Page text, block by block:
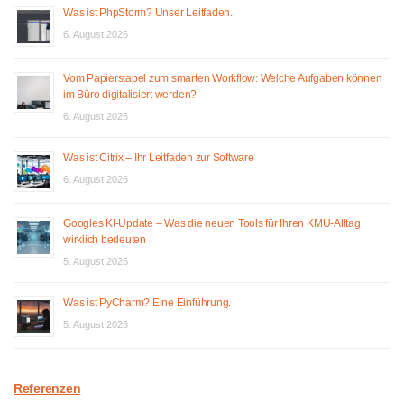
Was ist PhpStorm? Unser Leitfaden.
6. August 2026
Vom Papierstapel zum smarten Workflow: Welche Aufgaben können
im Büro digitalisiert werden?
6. August 2026
Was ist Citrix – Ihr Leitfaden zur Software
6. August 2026
Googles KI-Update – Was die neuen Tools für Ihren KMU-Alltag
wirklich bedeuten
5. August 2026
Was ist PyCharm? Eine Einführung.
5. August 2026
Referenzen